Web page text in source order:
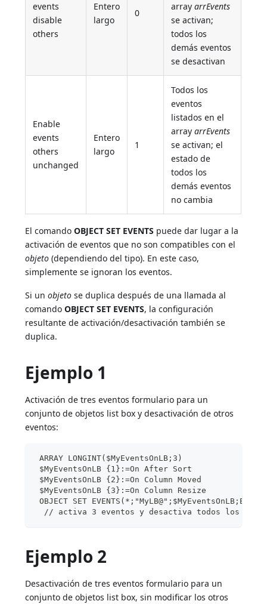
events
disable
others
Entero
largo
0
arrayarrEvents
se activan;
todos los
demás eventos
se desactivan
Enable
events
others
unchanged
Entero
largo
1
Todos los
eventos
listados en el
arrayarrEvents
se activan; el
estado de
todos los
demás eventos
no cambia
El comandoOBJECT SET EVENTS puede dar lugar a la
activación de eventos que no son compatibles con el
objeto (dependiendo del tipo). En este caso,
simplemente se ignoran los eventos.
Si unobjeto se duplica después de una llamada al
comandoOBJECT SET EVENTS, la configuración
resultante de activación/desactivación también se
duplica.
Ejemplo 1
Activación de tres eventos formulario para un
conjunto de objetos list box y desactivación de otros
eventos:
ARRAY LONGINT($MyEventsOnLB;3)
$MyEventsOnLB {1}:=On After Sort
$MyEventsOnLB {2}:=On Column Moved
$MyEventsOnLB {3}:=On Column Resize
OBJECT SET
// activa 3 eventos y desactiva todos los
Ejemplo 2
Desactivación de tres eventos formulario para un
conjunto de objetos list box, sin modificar los otros